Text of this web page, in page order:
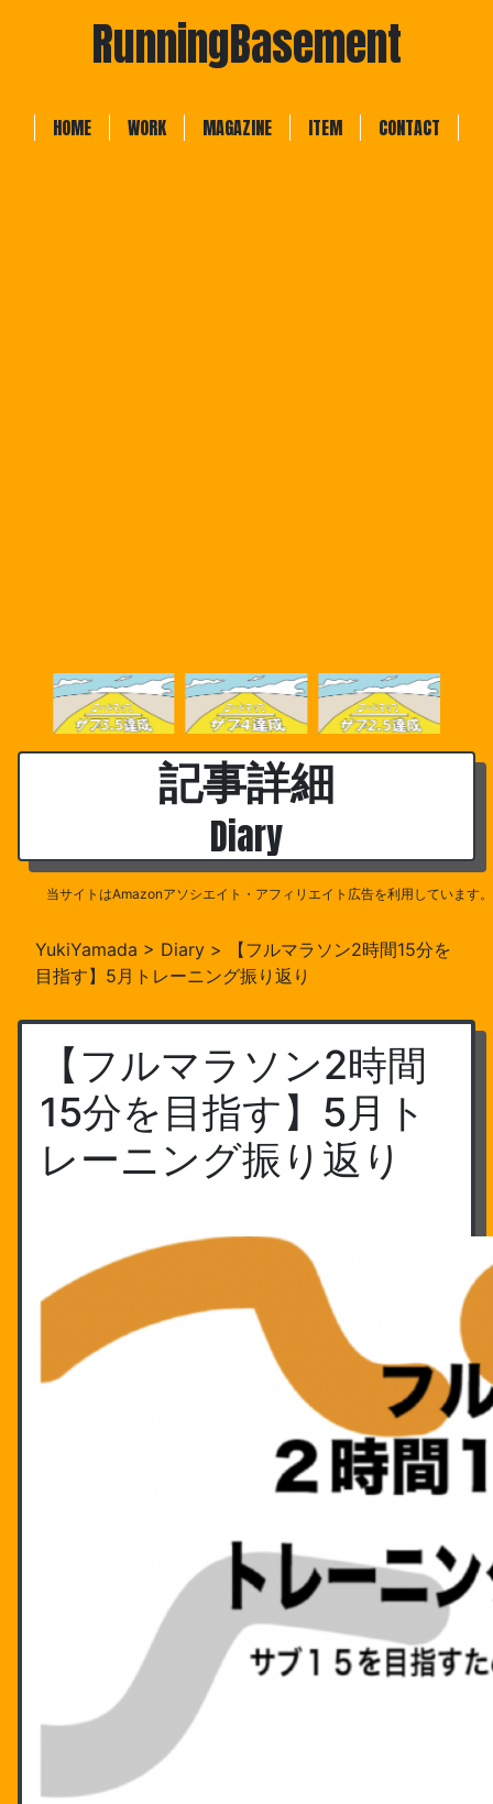
RunningBasement
HOME WORK MAGAZINE ITEM CONTACT
記事詳細
Diary
当サイトはAmazonアソシエイト・アフィリエイト広告を利用しています。
YukiYamada > Diary >
【フルマラソン2時間15分を
目指す】5月トレーニング振り返り
【フルマラソン2時間
15分を目指す】5月ト
レーニング振り返り